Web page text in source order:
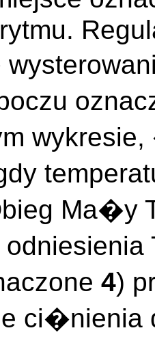
4)
ci�nienia